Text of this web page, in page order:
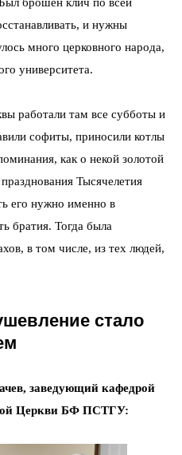
и нужны
много церковного народа,
университета.
работали там все субботы и
софиты, приносили котлы
как о некой золотой
Тысячелетия
его нужно именно в
братия. Тогда была
в том числе, из тех людей,
стало
заведующий кафедрой
Церкви БФ ПСТГУ: